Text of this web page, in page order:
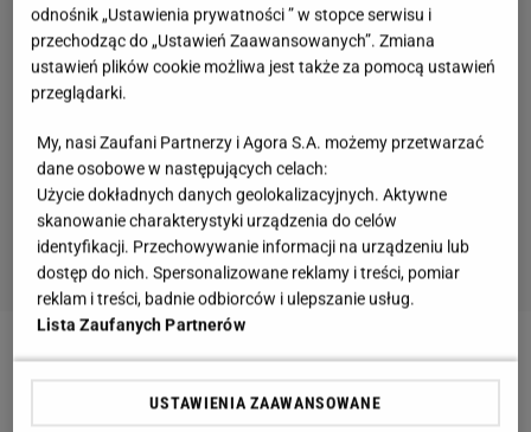
2 z 4
2. Przekąska: ciasto czekoladowe z musem
odnośnik „Ustawienia prywatności ” w stopce serwisu i
przechodząc do „Ustawień Zaawansowanych”. Zmiana
ustawień plików cookie możliwa jest także za pomocą ustawień
przeglądarki.
My, nasi Zaufani Partnerzy i Agora S.A. możemy przetwarzać
dane osobowe w następujących celach:
Użycie dokładnych danych geolokalizacyjnych. Aktywne
skanowanie charakterystyki urządzenia do celów
identyfikacji. Przechowywanie informacji na urządzeniu lub
dostęp do nich. Spersonalizowane reklamy i treści, pomiar
reklam i treści, badnie odbiorców i ulepszanie usług.
Lista Zaufanych Partnerów
USTAWIENIA ZAAWANSOWANE